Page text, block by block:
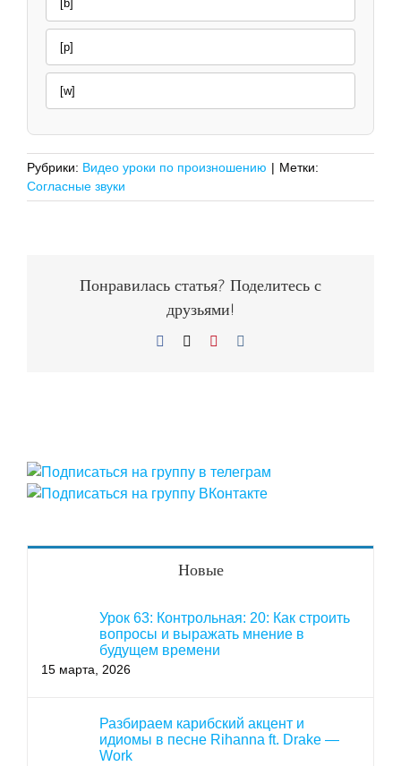
[b]
[p]
[w]
Рубрики: Видео уроки по произношению | Метки:
Согласные звуки
Понравилась статья? Поделитесь с
друзьями!
Facebook Pinterest
Новые
Урок 63: Контрольная: 20: Как строить
вопросы и выражать мнение в
будущем времени
15 марта, 2026
Разбираем карибский акцент и
идиомы в песне Rihanna ft. Drake —
Work